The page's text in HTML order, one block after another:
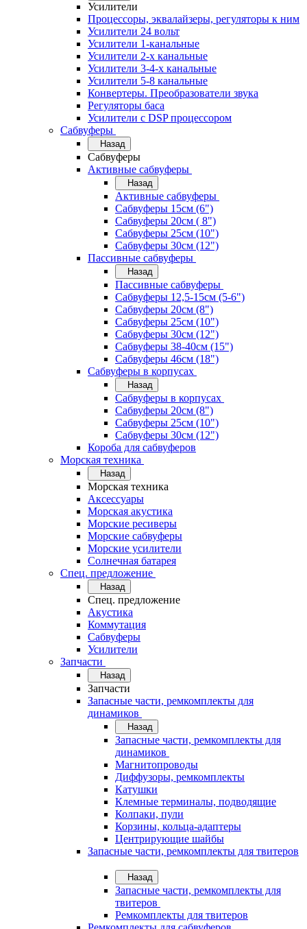
Усилители
Процессоры, эквалайзеры, регуляторы к ним
Усилители 24 вольт
Усилители 1-канальные
Усилители 2-х канальные
Усилители 3-4-х канальные
Усилители 5-8 канальные
Конвертеры. Преобразователи звука
Регуляторы баса
Усилители с DSP процессором
Сабвуферы
Назад
Сабвуферы
Активные сабвуферы
Назад
Активные сабвуферы
Сабвуферы 15см (6")
Сабвуферы 20см ( 8")
Сабвуферы 25см (10")
Сабвуферы 30см (12")
Пассивные сабвуферы
Назад
Пассивные сабвуферы
Сабвуферы 12,5-15см (5-6")
Сабвуферы 20см (8")
Сабвуферы 25см (10")
Сабвуферы 30см (12")
Сабвуферы 38-40см (15")
Сабвуферы 46см (18")
Сабвуферы в корпусах
Назад
Сабвуферы в корпусах
Сабвуферы 20см (8")
Сабвуферы 25см (10")
Сабвуферы 30см (12")
Короба для сабвуферов
Морская техника
Назад
Морская техника
Аксессуары
Морская акустика
Морские ресиверы
Морские сабвуферы
Морские усилители
Солнечная батарея
Спец. предложение
Назад
Спец. предложение
Акустика
Коммутация
Сабвуферы
Усилители
Запчасти
Назад
Запчасти
Запасные части, ремкомплекты для
динамиков
Назад
Запасные части, ремкомплекты для
динамиков
Магнитопроводы
Диффузоры, ремкомплекты
Катушки
Клемные терминалы, подводящие
Колпаки, пули
Корзины, кольца-адаптеры
Центрирующие шайбы
Запасные части, ремкомплекты для твитеров
Назад
Запасные части, ремкомплекты для
твитеров
Ремкомплекты для твитеров